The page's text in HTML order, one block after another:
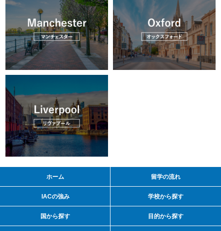
ホーム 留学の流れ
IACの強み 学校から探す
国から探す 目的から探す